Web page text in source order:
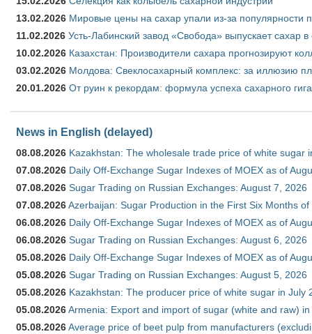
13.02.2026 Мировые цены на сахар упали из-за популярности
11.02.2026 Усть-Лабинский завод «Свобода» выпускает сахар в
10.02.2026 Казахстан: Производители сахара прогнозируют
03.02.2026 Молдова: Свеклосахарный комплекс: за иллюзию
20.01.2026 От руин к рекордам: формула успеха сахарного
News in English (delayed)
08.08.2026 Kazakhstan: The wholesale trade price of white sugar
07.08.2026 Daily Off-Exchange Sugar Indexes of MOEX as of
07.08.2026 Sugar Trading on Russian Exchanges: August 7, 2026
07.08.2026Azerbaijan: Sugar Production in the First Six Months of
06.08.2026 Daily Off-Exchange Sugar Indexes of MOEX as of
06.08.2026 Sugar Trading on Russian Exchanges: August 6, 2026
05.08.2026 Daily Off-Exchange Sugar Indexes of MOEX as of
05.08.2026 Sugar Trading on Russian Exchanges: August 5, 2026
05.08.2026 Kazakhstan: The producer price of white sugar in July
05.08.2026Armenia: Export and import of sugar (white and raw)
05.08.2026Average price of beet pulp from manufacturers